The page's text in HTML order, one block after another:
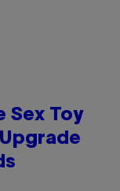
Sex Toy